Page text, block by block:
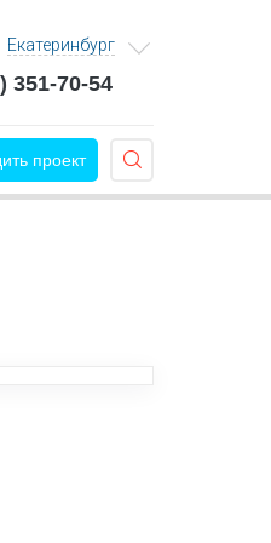
производств
Екатеринбург
351-70-54
проект